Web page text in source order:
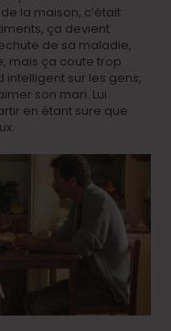
la maison, c’était
ça devient
de sa maladie,
mais ça coute trop
sur les gens,
son mari. Lui
en étant sure que